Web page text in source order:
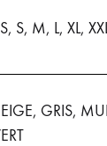
S, M, L, XL,
GRIS,